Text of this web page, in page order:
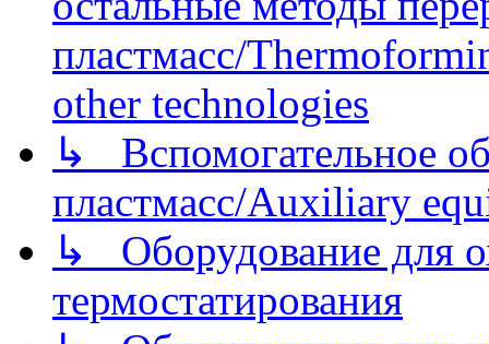
пластмасс/
other technologies
↳ Вспомогательное
пластмасс/Auxiliary
↳ Оборудование для
термостатирования